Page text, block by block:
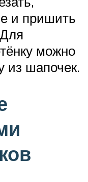
и пришить
можно
из шапочек.